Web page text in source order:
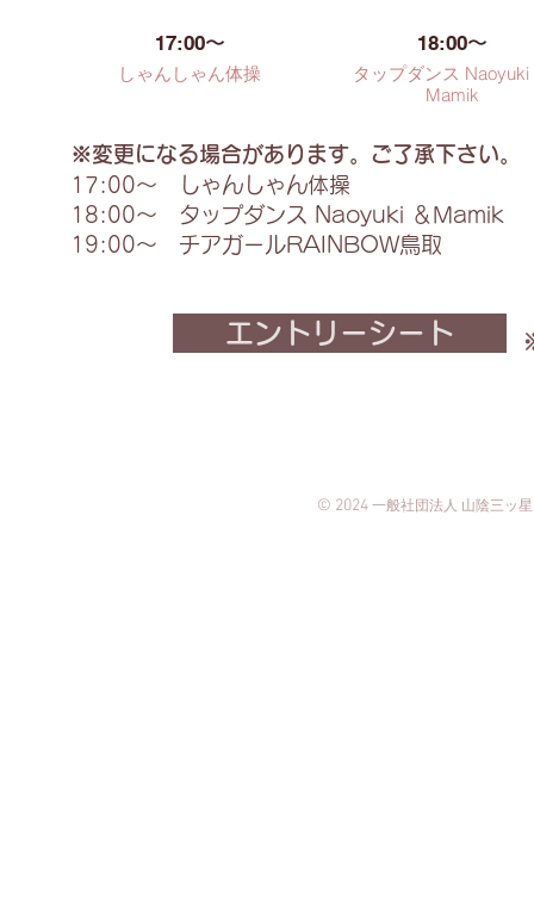
17:00〜
しゃんしゃん体操
18:00〜
タップダンス Naoyuki
Mamik
※変更になる場合があります。ご了承下さい。
17:00〜 しゃんしゃん体操
18:00〜 タップダンス Naoyuki ＆Mamik
19:00〜 チアガールRAINBOW鳥取
エントリーシート
© 2024 一般社団法人 山陰三ッ